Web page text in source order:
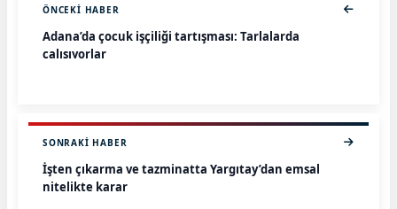
ÖNCEKI HABER
Adana’da çocuk işçiliği tartışması: Tarlalarda
çalışıyorlar
SONRAKI HABER
İşten çıkarma ve tazminatta Yargıtay’dan emsal
nitelikte karar